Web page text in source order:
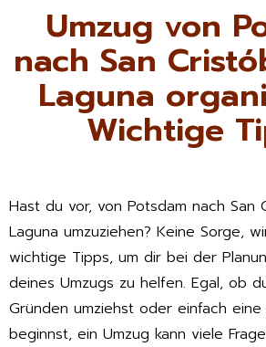
Umzug von
nach San
Laguna
Wichtige
Hast du vor, von Potsdam nach San
Laguna umzuziehen? Keine Sorge,
wichtige Tipps, um dir bei der
deines Umzugs zu helfen. Egal, ob
Gründen umziehst oder einfach
beginnst, ein Umzug kann viele